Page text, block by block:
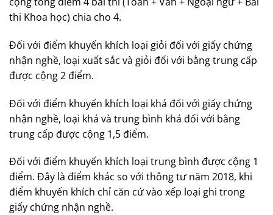
thi Khoa học) chia cho 4.
Đối với điểm khuyến khích loại giỏi đối với giấy chứng
nhận nghề, loại xuất sắc và giỏi đối với bằng trung cấp
được cộng 2 điểm.
Đối với điểm khuyến khích loại khá đối với giấy chứng
nhận nghề, loại khá và trung bình khá đối với bằng
trung cấp được cộng 1,5 điểm.
Đối với điểm khuyến khích loại trung bình được cộng 1
điểm. Đây là điểm khác so với thông tư năm 2018, khi
điểm khuyến khích chỉ căn cứ vào xếp loại ghi trong
giấy chứng nhận nghề.